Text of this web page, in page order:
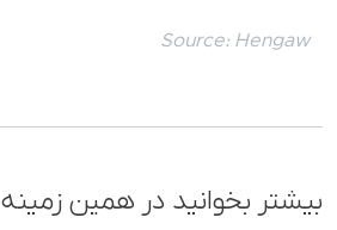
Source: Hengaw
بیشتر بخوانید در همین زمینه